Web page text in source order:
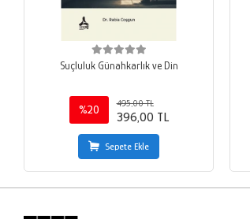
Suçluluk Günahkarlık ve Din
%20
495,00 TL
396,00 TL
Sepete Ekle